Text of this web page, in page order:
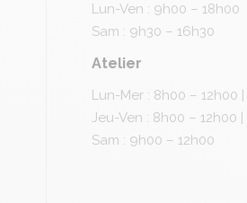
Lun-Ven : 9h00 – 18h00
Sam : 9h30 – 16h30
Atelier
Lun-Mer : 8h00 – 12h00
Jeu-Ven : 8h00 – 12h00
Sam : 9h00 – 12h00